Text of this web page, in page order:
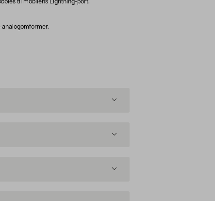
til mobilens Lightning-port.
analogomformer.